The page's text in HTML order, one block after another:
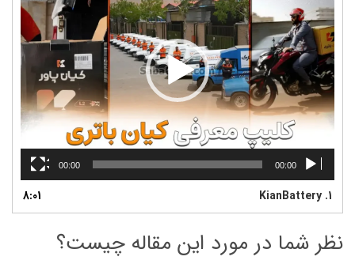
00:00
00:00
1.
KianBattery
8:01
نظر شما در مورد این مقاله چیست؟